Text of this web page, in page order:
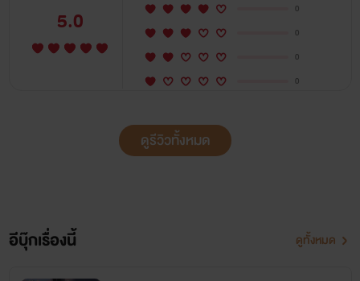
5.0
0
0
0
0
ดูรีวิวทั้งหมด
อีบุ๊กเรื่องนี้ ดูทั้งหมด